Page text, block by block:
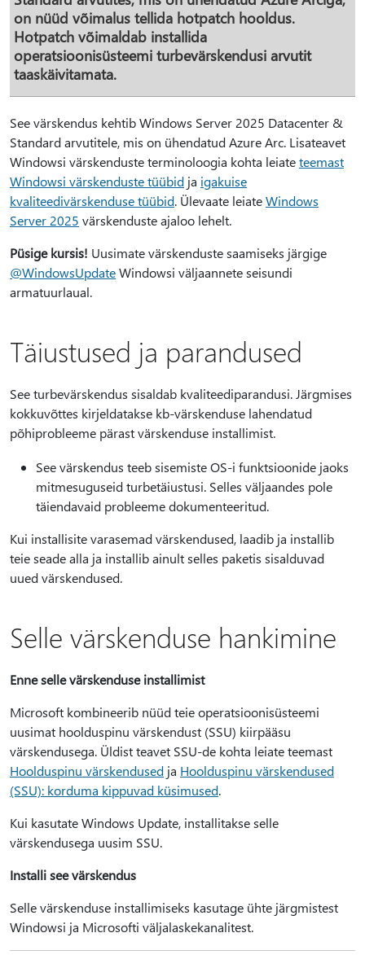
on nüüd võimalus tellida hotpatch hooldus.
Hotpatch võimaldab installida
operatsioonisüsteemi turbevärskendusi arvutit
taaskäivitamata.
See värskendus kehtib Windows Server 2025 Datacenter &
Standard arvutitele, mis on ühendatud Azure Arc. Lisateavet
Windowsi värskenduste terminoloogia kohta leiateteemast
Windowsi värskenduste tüübid ja igakuise
kvaliteedivärskenduse tüübid. Ülevaate leiateWindows
Server 2025 värskenduste ajaloo lehelt.
Püsige kursis! Uusimate värskenduste saamiseks järgige
@WindowsUpdateWindowsi väljaannete seisundi
armatuurlaual.
Täiustused ja parandused
See turbevärskendus sisaldab kvaliteediparandusi. Järgmises
kokkuvõttes kirjeldatakse kb-värskenduse lahendatud
põhiprobleeme pärast värskenduse installimist.
See värskendus teeb sisemiste OS-i funktsioonide jaoks
mitmesuguseid turbetäiustusi. Selles väljaandes pole
täiendavaid probleeme dokumenteeritud.
Kui installisite varasemad värskendused, laadib ja installib
teie seade alla ja installib ainult selles paketis sisalduvad
uued värskendused.
Selle värskenduse hankimine
Enne selle värskenduse installimist
Microsoft kombineerib nüüd teie operatsioonisüsteemi
uusimat hoolduspinu värskendust (SSU) kiirpääsu
värskendusega. Üldist teavet SSU-de kohta leiate teemast
Hoolduspinu värskendused ja Hoolduspinu värskendused
(SSU): korduma kippuvad küsimused.
Kui kasutate Windows Update, installitakse selle
värskendusega uusim SSU.
Installi see värskendus
Selle värskenduse installimiseks kasutage ühte järgmistest
Windowsi ja Microsofti väljalaskekanalitest.